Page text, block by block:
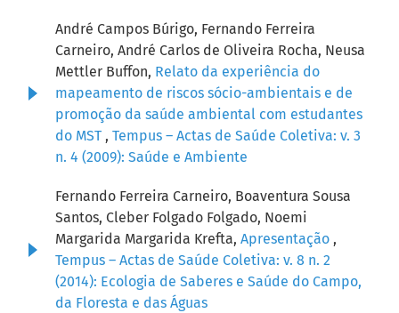
André Campos Búrigo, Fernando Ferreira
Carneiro, André Carlos de Oliveira Rocha, Neusa
Mettler Buffon, Relato da experiência do
mapeamento de riscos sócio-ambientais e de
promoção da saúde ambiental com estudantes
do MST , Tempus – Actas de Saúde Coletiva: v. 3
n. 4 (2009): Saúde e Ambiente
Fernando Ferreira Carneiro, Boaventura Sousa
Santos, Cleber Folgado Folgado, Noemi
Margarida Margarida Krefta, Apresentação ,
Tempus – Actas de Saúde Coletiva: v. 8 n. 2
(2014): Ecologia de Saberes e Saúde do Campo,
da Floresta e das Águas